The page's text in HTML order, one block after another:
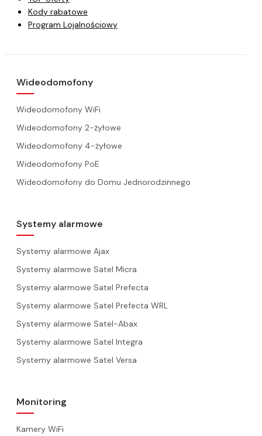
Kody rabatowe
Program Lojalnościowy
Wideodomofony
Wideodomofony WiFi
Wideodomofony 2-żyłowe
Wideodomofony 4-żyłowe
Wideodomofony PoE
Wideodomofony do Domu Jednorodzinnego
Systemy alarmowe
Systemy alarmowe Ajax
Systemy alarmowe Satel Micra
Systemy alarmowe Satel Prefecta
Systemy alarmowe Satel Prefecta WRL
Systemy alarmowe Satel-Abax
Systemy alarmowe Satel Integra
Systemy alarmowe Satel Versa
Monitoring
Kamery WiFi